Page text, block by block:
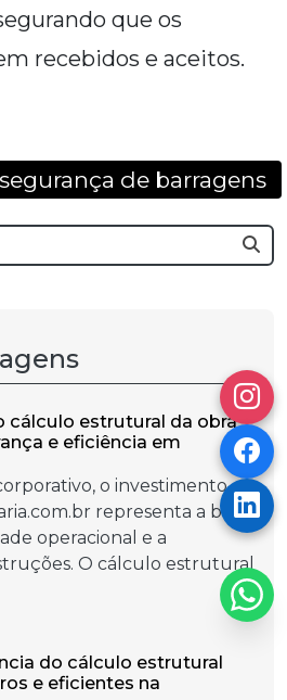
que os
recebidos e aceitos.
de barragens
cálculo estrutural da obra
e eficiência em
o investimento
representa a base
operacional e a
O cálculo estrutural
do cálculo estrutural
e eficientes na